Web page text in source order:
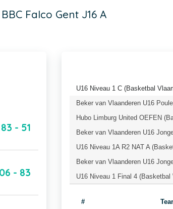
BBC Falco Gent J16 A
83 - 51
- 83
U16 Niveau 1 C (Basketbal
Beker van Vlaanderen U16
Hubo Limburg United OEFEN
Beker van Vlaanderen U16
U16 Niveau 1A R2 NAT A
Beker van Vlaanderen U16
U16 Niveau 1 Final 4 (Basketbal
#